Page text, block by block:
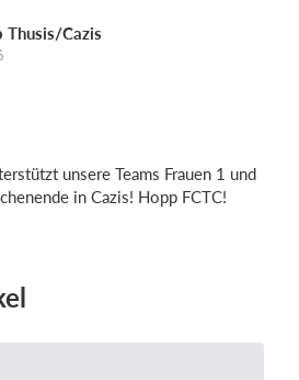
Thusis/Cazis
unsere Teams Frauen 1 und
in Cazis! Hopp FCTC!